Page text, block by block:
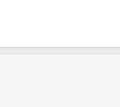
une
qui va payer
d'impôts.